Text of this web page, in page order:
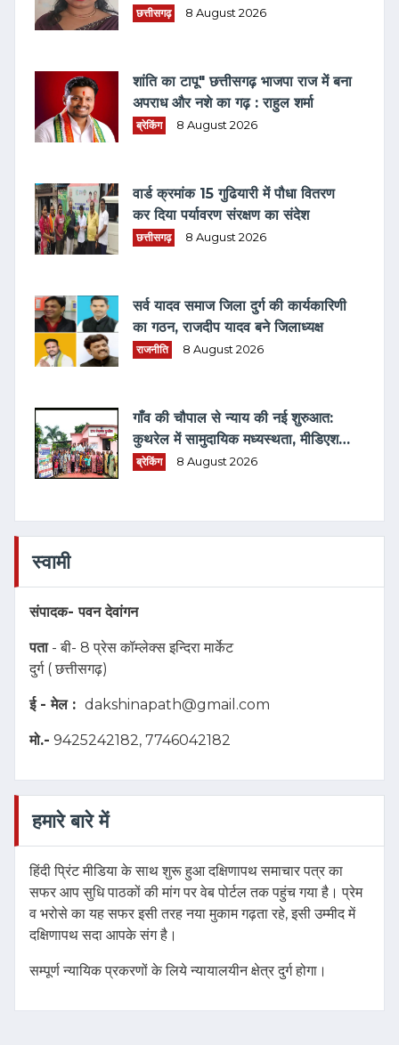
छत्तीसगढ़ 8 August 2026
शांति का टापू" छत्तीसगढ़ भाजपा राज में बना
अपराध और नशे का गढ़ : राहुल शर्मा
ब्रेकिंग 8 August 2026
वार्ड क्रमांक 15 गुढियारी में पौधा वितरण
कर दिया पर्यावरण संरक्षण का संदेश
छत्तीसगढ़ 8 August 2026
सर्व यादव समाज जिला दुर्ग की कार्यकारिणी
का गठन, राजदीप यादव बने जिलाध्यक्ष
राजनीति 8 August 2026
गाँव की चौपाल से न्याय की नई शुरुआत:
कुथरेल में सामुदायिक मध्यस्थता, मीडिएशन
3.0 एवं विधिक जागरूकता का संगम
ब्रेकिंग 8 August 2026
स्वामी
संपादक-पवन देवांगन
पता- बी- 8 प्रेस कॉम्लेक्स इन्दिरा मार्केट
दुर्ग ( छत्तीसगढ़)
ई - मेल : dakshinapath@gmail.com
मो.- 9425242182, 7746042182
हमारे बारे में
हिंदी प्रिंट मीडिया के साथ शुरू हुआ दक्षिणापथ समाचार पत्र का
सफर आप सुधि पाठकों की मांग पर वेब पोर्टल तक पहुंच गया है। प्रेम
व भरोसे का यह सफर इसी तरह नया मुकाम गढ़ता रहे, इसी उम्मीद में
दक्षिणापथ सदा आपके संग है।
सम्पूर्ण न्यायिक प्रकरणों के लिये न्यायालयीन क्षेत्र दुर्ग होगा।